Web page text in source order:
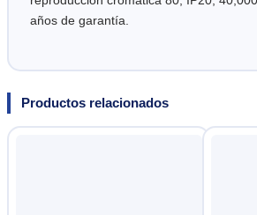
años de garantía.
Productos relacionados